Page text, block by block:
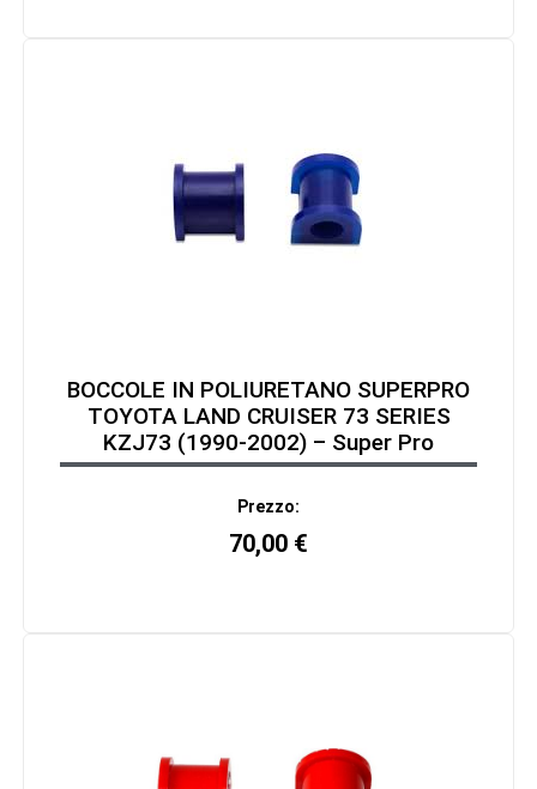
BOCCOLE IN POLIURETANO SUPERPRO
TOYOTA LAND CRUISER 73 SERIES
KZJ73 (1990-2002) – Super Pro
Prezzo:
70,00 €